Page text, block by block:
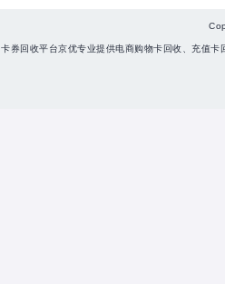
卡券回收平台京优专业提供电商购物卡回收、充值